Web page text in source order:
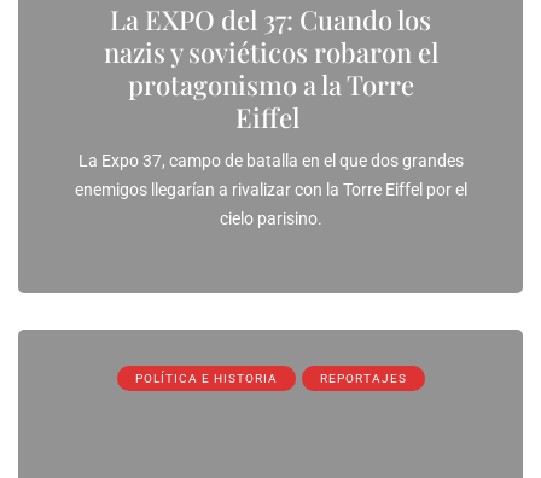
La EXPO del 37: Cuando los
nazis y soviéticos robaron el
protagonismo a la Torre
Eiffel
La Expo 37, campo de batalla en el que dos grandes
enemigos llegarían a rivalizar con la Torre Eiffel por el
cielo parisino.
POLÍTICA E HISTORIA REPORTAJES